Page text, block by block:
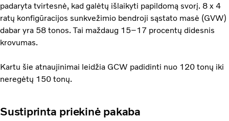
padaryta tvirtesnė, kad galėtų išlaikyti papildomą svorį. 8 x 4
ratų konfigūracijos sunkvežimio bendroji sąstato masė (GVW)
dabar yra 58 tonos. Tai maždaug 15–17 procentų didesnis
krovumas.
Kartu šie atnaujinimai leidžia GCW padidinti nuo 120 tonų iki
neregėtų 150 tonų.
Sustiprinta priekinė pakaba